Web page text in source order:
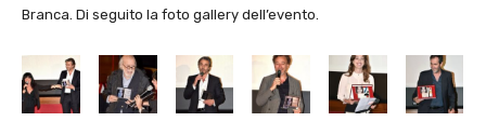
Branca. Di seguito la foto gallery dell’evento.